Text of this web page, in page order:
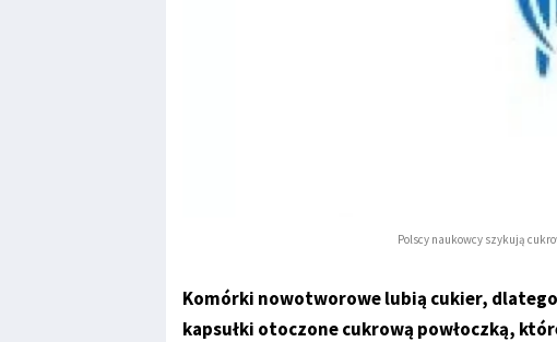
Polscy naukowcy szykują
Komórki nowotworowe lubią cukier,
kapsułki otoczone cukrową powłoczką,